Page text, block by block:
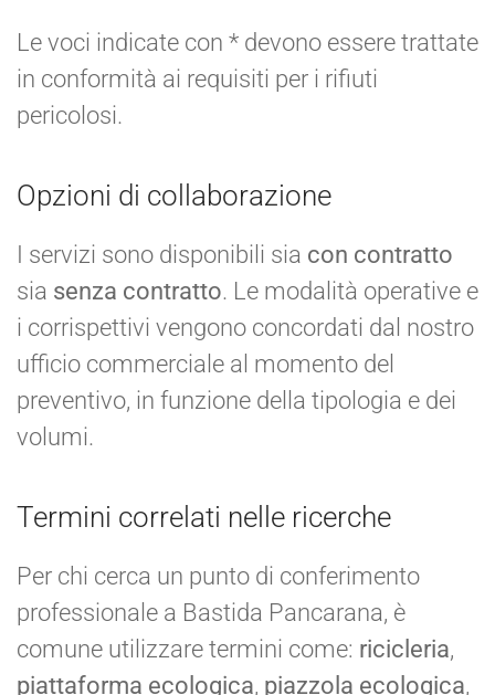
Le voci indicate con * devono essere trattate
in conformità ai requisiti per i rifiuti
pericolosi.
Opzioni di collaborazione
I servizi sono disponibili sia con contratto
sia senza contratto. Le modalità operative e
i corrispettivi vengono concordati dal nostro
ufficio commerciale al momento del
preventivo, in funzione della tipologia e dei
volumi.
Termini correlati nelle ricerche
Per chi cerca un punto di conferimento
professionale a Bastida Pancarana, è
comune utilizzare termini come: ricicleria,
piattaforma ecologica, piazzola ecologica,